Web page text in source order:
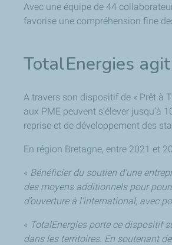
Avec une équipe de 44
favorise une compréhension fine
TotalEnergies
A travers son dispositif de « Prêt à
aux PME peuvent s’élever
reprise et de développement des
En région Bretagne, entre 2021 et
« Bénéficier du soutien d’une
des moyens additionnels pour
d’ouverture à l’international, avec
« TotalEnergies porte ce dispositif
dans les territoires. En soutenant